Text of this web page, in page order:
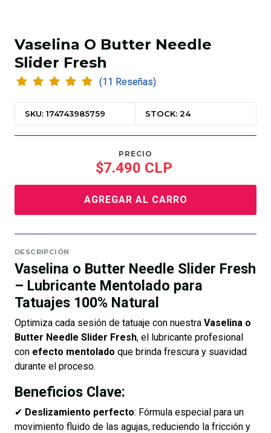
Vaselina O Butter Needle
Slider Fresh
(11 Reseñas)
SKU: 174743985759 STOCK: 24
PRECIO
$7.490 CLP
AGREGAR AL CARRO
DESCRIPCIÓN
Vaselina o Butter Needle Slider Fresh
– Lubricante Mentolado para
Tatuajes 100% Natural
Optimiza cada sesión de tatuaje con nuestra Vaselina o
Butter Needle Slider Fresh, el lubricante profesional
con efecto mentolado que brinda frescura y suavidad
durante el proceso.
Beneficios Clave:
✔ Deslizamiento perfecto: Fórmula especial para un
movimiento fluido de las agujas, reduciendo la fricción y